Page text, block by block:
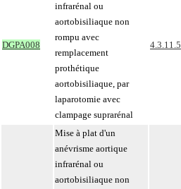
DGPA008
infrarénal ou
aortobisiliaque non
rompu avec
remplacement
prothétique
aortobisiliaque, par
laparotomie avec
clampage suprarénal
4.3.11.5
Mise à plat d'un
anévrisme aortique
infrarénal ou
aortobisiliaque non